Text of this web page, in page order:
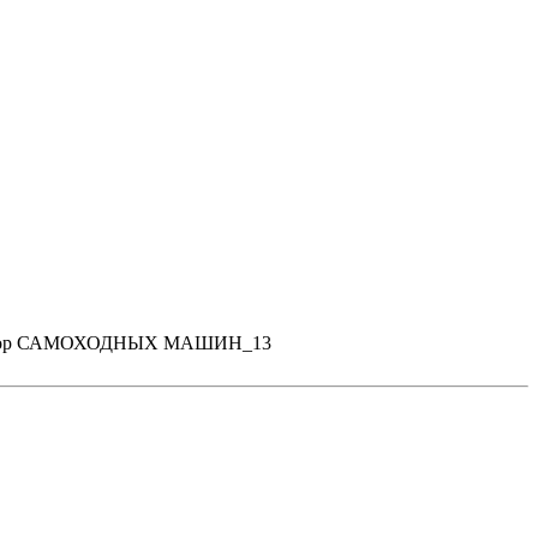
САМОХОДНЫХ МАШИН_13